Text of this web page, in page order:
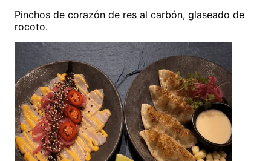
Pinchos de corazón de res al carbón, glaseado de
rocoto.